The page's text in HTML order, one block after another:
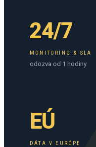
24/7
MONITORING & SLA
odozva od 1 hodiny
EÚ
DÁTA V EURÓPE